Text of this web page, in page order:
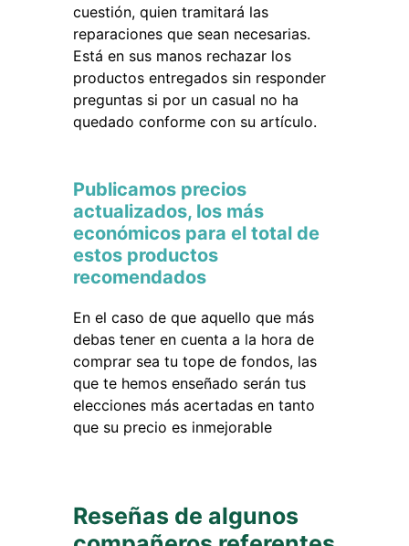
cuestión, quien tramitará las
reparaciones que sean necesarias.
Está en sus manos rechazar los
productos entregados sin responder
preguntas si por un casual no ha
quedado conforme con su artículo.
Publicamos precios
actualizados, los más
económicos para el total de
estos productos
recomendados
En el caso de que aquello que más
debas tener en cuenta a la hora de
comprar sea tu tope de fondos, las
que te hemos enseñado serán tus
elecciones más acertadas en tanto
que su precio es inmejorable
Reseñas de algunos